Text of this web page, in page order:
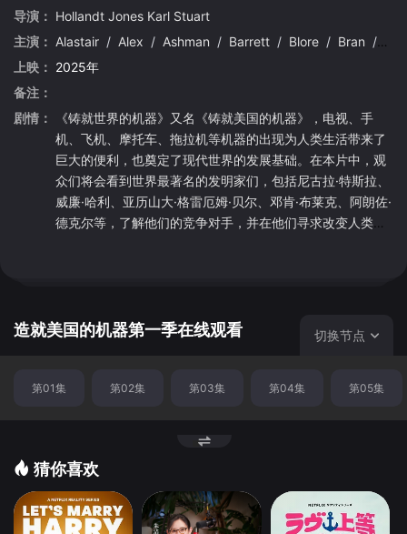
导演： Hollandt Jones Karl Stuart
主演： Alastair / Alex / Ashman / Barrett / Blore / Bran /
上映： 2025年
备注：
剧情：
《铸就世界的机器》又名《铸就美国的机器》，电视、手
机、飞机、摩托车、拖拉机等机器的出现为人类生活带来了
巨大的便利，也奠定了现代世界的发展基础。在本片中，观
众们将会看到世界最著名的发明家们，包括尼古拉·特斯拉、
威廉·哈利、亚历山大·格雷厄姆·贝尔、邓肯·布莱克、阿朗佐·
德克尔等，了解他们的竞争对手，并在他们寻求改变人类的
造就美国的机器第一季在线观看 切换节点
第01集 第02集 第03集 第04集 第05集
猜你喜欢